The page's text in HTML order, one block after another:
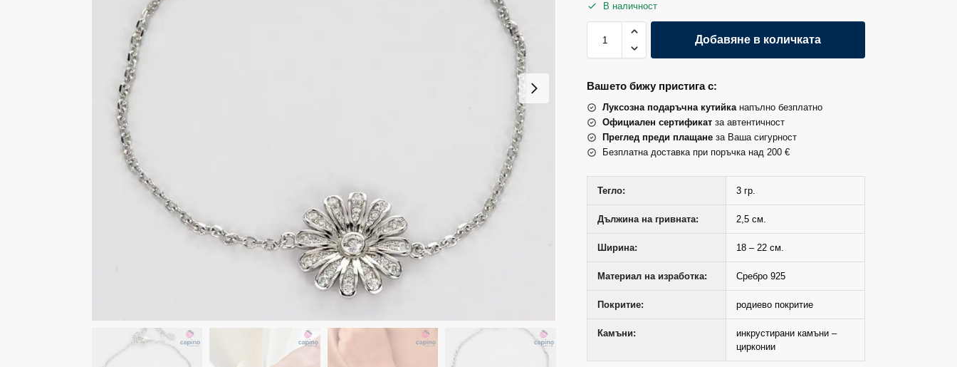
В наличност
Добавяне в количката
Вашето бижу пристига с:
Луксозна подаръчна кутийка напълно безплатно
Официален сертификат за автентичност
Преглед преди плащане за Ваша сигурност
Безплатна доставка при поръчка над 200 €
Тегло: 3 гр.
Дължина на гривната: 2,5 см.
Ширина: 18 – 22 см.
Материал на изработка: Сребро 925
Покритие: родиево покритие
Камъни:
инкрустирани камъни –
цирконии